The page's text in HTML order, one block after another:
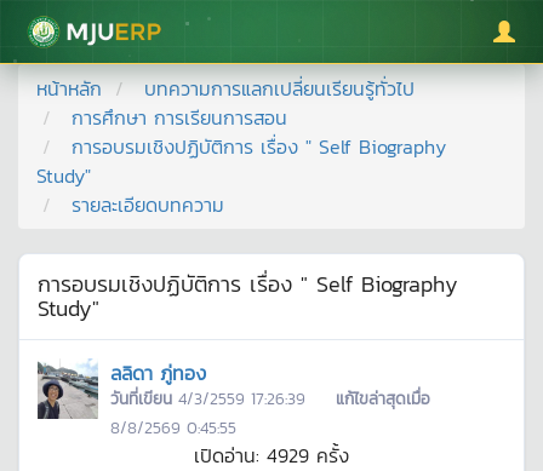
มหาวิทยาลัยแม่โจ้
หน้าหลัก
บทความการแลกเปลี่ยนเรียนรู้ทั่วไป
การศึกษา การเรียนการสอน
การอบรมเชิงปฏิบัติการ เรื่อง " Self Biography
Study"
รายละเอียดบทความ
การอบรมเชิงปฏิบัติการ เรื่อง " Self Biography
Study"
ลลิดา ภู่ทอง
วันที่เขียน 4/3/2559 17:26:39
แก้ไขล่าสุดเมื่อ
8/8/2569 0:45:55
เปิดอ่าน: 4929 ครั้ง